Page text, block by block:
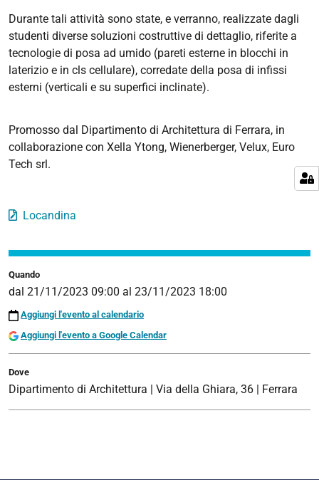
Quando
dal 21/11/2023 09:00 al 23/11/2023 18:00
Aggiungi l'evento al calendario
Aggiungi l'evento a Google Calendar
Dove
Dipartimento di Architettura | Via della Ghiara, 36 | Ferrara
Durante tali attività sono state, e verranno, realizzate dagli
studenti diverse soluzioni costruttive di dettaglio, riferite a
tecnologie di posa ad umido (pareti esterne in blocchi in
laterizio e in cls cellulare), corredate della posa di infissi
esterni (verticali e su superfici inclinate).
Promosso dal Dipartimento di Architettura di Ferrara, in
collaborazione con Xella Ytong, Wienerberger, Velux, Euro
Tech srl.
Locandina